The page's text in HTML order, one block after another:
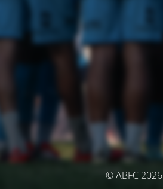
© ABFC 2026